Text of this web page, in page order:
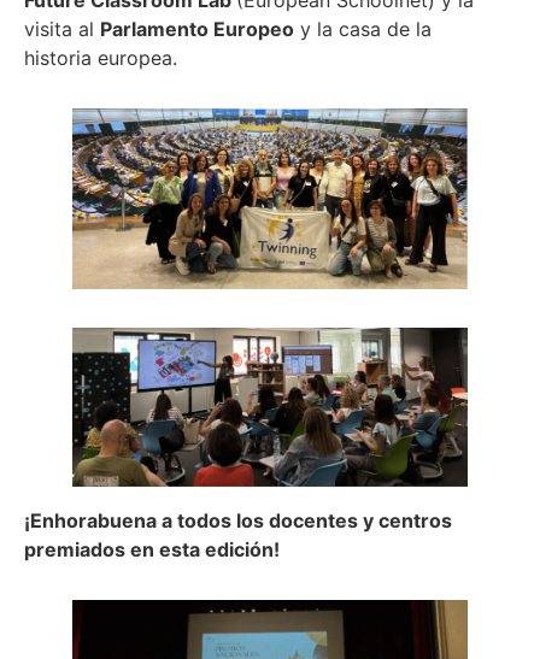
visita al Parlamento Europeo y la casa de la
historia europea.
¡Enhorabuena a todos los docentes y centros
premiados en esta edición!